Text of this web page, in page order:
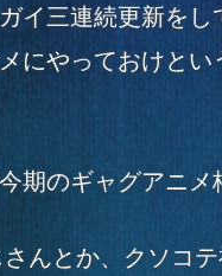
イ三連続更新をし
にやっておけと
期のギャグアニ
んとか、クソコ